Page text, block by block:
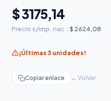
$ 3175,14
Precio s/imp. nac.: $ 2624,08
¡Últimas 3 unidades!
Copiar enlace ← Volver